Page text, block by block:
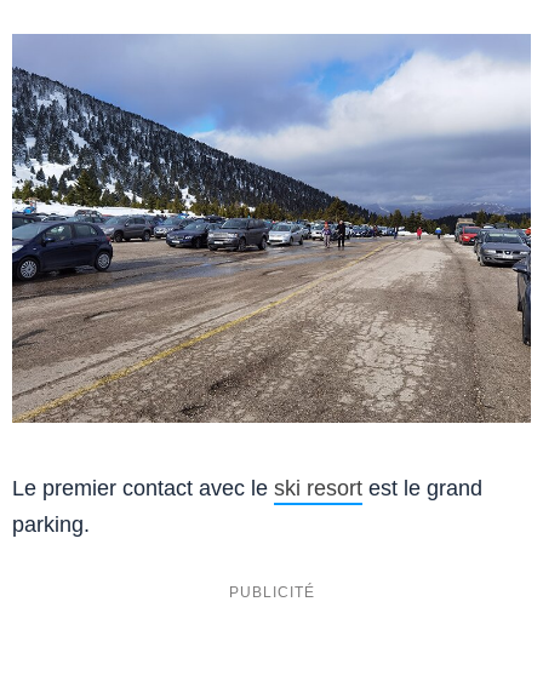
Le premier contact avec le ski resort est le grand
parking.